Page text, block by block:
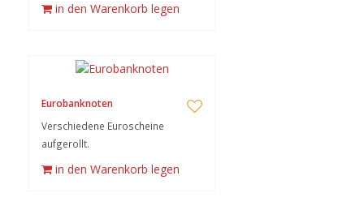
in den Warenkorb legen
Eurobanknoten
Verschiedene Euroscheine
aufgerollt.
in den Warenkorb legen